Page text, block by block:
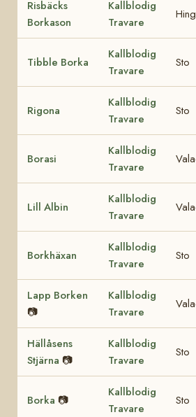
Risbäcks
Borkason
Kallblodig
Travare
Tibble Borka
Kallblodig
Travare
Sto
Rigona
Kallblodig
Travare
Sto
Borasi
Kallblodig
Travare
Lill Albin
Kallblodig
Travare
Borkhäxan
Kallblodig
Travare
Sto
Lapp Borken
📷
Kallblodig
Travare
Hällåsens
Stjärna 📷
Kallblodig
Travare
Sto
Borka 📷
Kallblodig
Travare
Sto